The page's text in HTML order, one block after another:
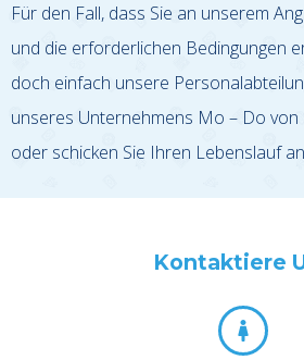
Für den Fall, dass Sie an unserem
und die erforderlichen Bedingungen
doch einfach unsere
unseres Unternehmens Mo – Do von
oder schicken Sie Ihren Lebenslauf
Kontaktiere